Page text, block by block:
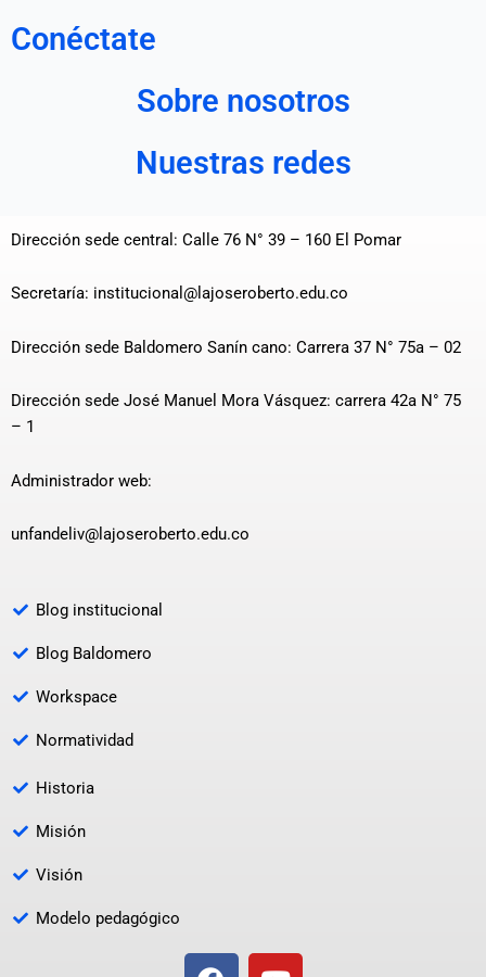
Conéctate
Sobre nosotros
Nuestras redes
Dirección sede central: Calle 76 N° 39 – 160 El Pomar
Secretaría: institucional@lajoseroberto.edu.co
Dirección sede Baldomero Sanín cano: Carrera 37 N° 75a – 02
Dirección sede José Manuel Mora Vásquez: carrera 42a N° 75
– 1
Administrador web:
unfandeliv@lajoseroberto.edu.co
Blog institucional
Blog Baldomero
Workspace
Normatividad
Historia
Misión
Visión
Modelo pedagógico
F
Y